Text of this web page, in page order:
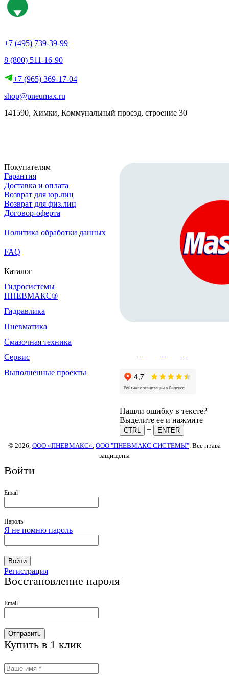
+7 (495) 739-39-99
8 (800) 511-16-90
+7 (965) 369-17-04
shop@pneumax.ru
141590, Химки, Коммунальный проезд, строение 30
Покупателям
Гарантия
Доставка и оплата
Возврат для юр.лиц
Возврат для физ.лиц
Договор-оферта
Политика обработки данных
FAQ
Каталог
Гидросистемы
ПНЕВМАКС®
Гидравлика
Пневматика
Смазочная техника
Сервис
Выполненные проекты
Нашли ошибку в тексте?
Выделите ее и нажмите
CTRL +
ENTER
© 2026, ООО «ПНЕВМАКС» ООО "ПНЕВМАКС СИСТЕМЫ" . Все права
защищены
Войти
Email
Пароль
Я не помню пароль
Войти
Регистрация
Восстановление пароля
Email
Отправить
Купить в 1 клик